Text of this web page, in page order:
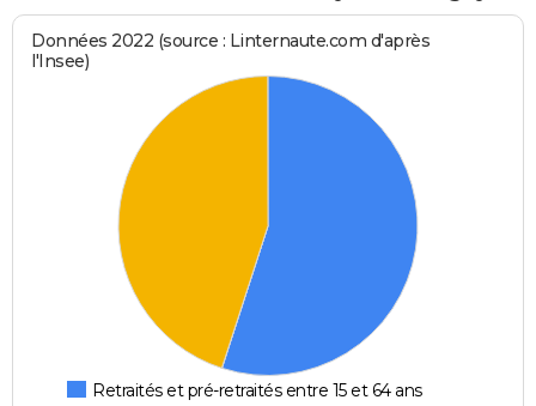
Données 2022 (source : Linternaute.com d'après
l'Insee)
Retraités et pré-retraités entre 15 et 64 ans